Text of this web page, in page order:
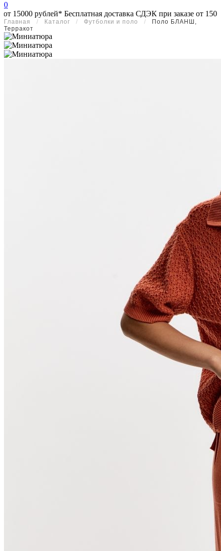
0
Бесплатная доставка СДЭК при заказе от 15000 рублей*
Главная / Каталог / Футболки и поло /
Поло БЛАНШ,
Терракот